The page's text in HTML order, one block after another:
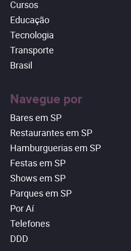
Cursos
Educação
Tecnologia
Transporte
Brasil
Navegue por
Bares em SP
Restaurantes em SP
Hamburguerias em SP
Festas em SP
Shows em SP
Parques em SP
Por Aí
Telefones
DDD